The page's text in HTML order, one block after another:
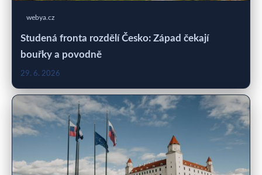
webya.cz
Studená fronta rozdělí Česko: Západ čekají
bouřky a povodně
29. 6. 2026